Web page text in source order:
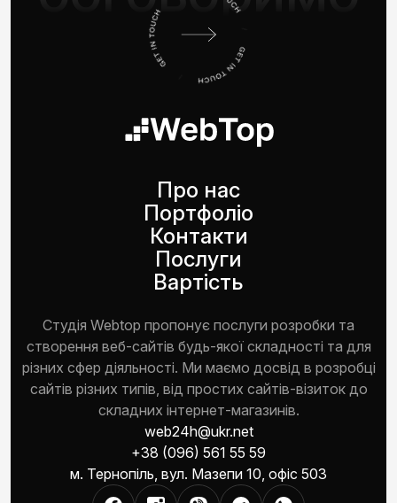
Про нас
Портфоліо
Контакти
Послуги
Вартість
Студія Webtop пропонує послуги розробки та
створення веб-сайтів будь-якої складності та для
різних сфер діяльності. Ми маємо досвід в розробці
сайтів різних типів, від простих сайтів-візиток до
складних інтернет-магазинів.
web24h@ukr.net
+38 (096) 561 55 59
м. Тернопіль, вул. Мазепи 10, офіс 503